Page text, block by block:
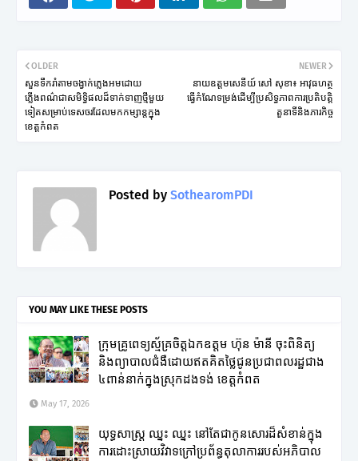
NEWER
នាយឧត្តមសេនីយ៍ សៅ សុខា៖ អាវុធហត្ថ
ធ្វើកំណែទម្រង់ដើម្បីប្រសិទ្ធភាពការប្រតិបត្តិ
តួនាទីនិងភារកិច្ច
OLDER
សួនទឹករាំតាមចង្វាក់ភ្លេងអមដោយ
ភ្លើងពណ៌ជាសមិទ្ធិផលដ៏ទាក់ទាញថ្មីមួយ
ទៀតសម្រាប់ទេសចរដែលមកកម្សាន្តក្នុង
ខេត្តកំពត
Posted by SothearomPDI
YOU MAY LIKE THESE POSTS
ក្រុមគ្រូពេទ្យស្ម័គ្រចិត្តឯកឧត្តម ហ៊ុន ម៉ានី ចុះពិនិត្យ
និងព្យាបាលជំងឺដោយឥតគិតថ្លៃជូនប្រជាពលរដ្ឋជាង
៤ពាន់នាក់ក្នុងស្រុកដងទង់ ខេត្តកំពត
May 17, 2026
យុទ្ធសាស្ត្រ ឈ្នះ ឈ្នះ នៅតែជាកូនសោរដ៏សំខាន់ក្នុង
ការដោះស្រាយវិវាទក្រៅប្រព័ន្ធតុលាការរបស់អភិបាល